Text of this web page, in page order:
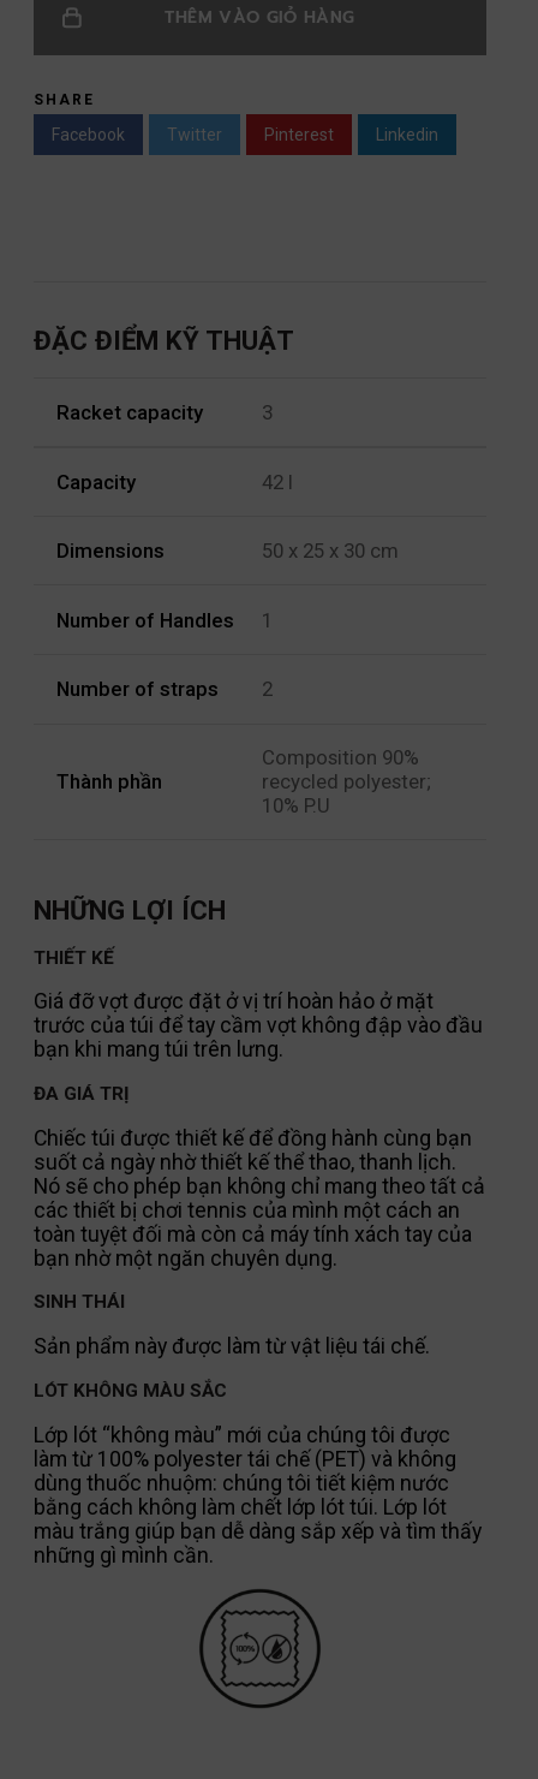
THÊM VÀO GIỎ HÀNG
SHARE
Facebook Twitter Pinterest Linkedin
ĐẶC ĐIỂM KỸ THUẬT
Racket capacity 3
Capacity 42 l
Dimensions 50 x 25 x 30 cm
Number of Handles 1
Number of straps 2
Thành phần
Composition 90%
recycled polyester;
10% P.U
NHỮNG LỢI ÍCH
THIẾT KẾ
Giá đỡ vợt được đặt ở vị trí hoàn hảo ở mặt
trước của túi để tay cầm vợt không đập vào đầu
bạn khi mang túi trên lưng.
ĐA GIÁ TRỊ
Chiếc túi được thiết kế để đồng hành cùng bạn
suốt cả ngày nhờ thiết kế thể thao, thanh lịch.
Nó sẽ cho phép bạn không chỉ mang theo tất cả
các thiết bị chơi tennis của mình một cách an
toàn tuyệt đối mà còn cả máy tính xách tay của
bạn nhờ một ngăn chuyên dụng.
SINH THÁI
Sản phẩm này được làm từ vật liệu tái chế.
LÓT KHÔNG MÀU SẮC
Lớp lót “không màu” mới của chúng tôi được
làm từ 100% polyester tái chế (PET) và không
dùng thuốc nhuộm: chúng tôi tiết kiệm nước
bằng cách không làm chết lớp lót túi. Lớp lót
màu trắng giúp bạn dễ dàng sắp xếp và tìm thấy
những gì mình cần.